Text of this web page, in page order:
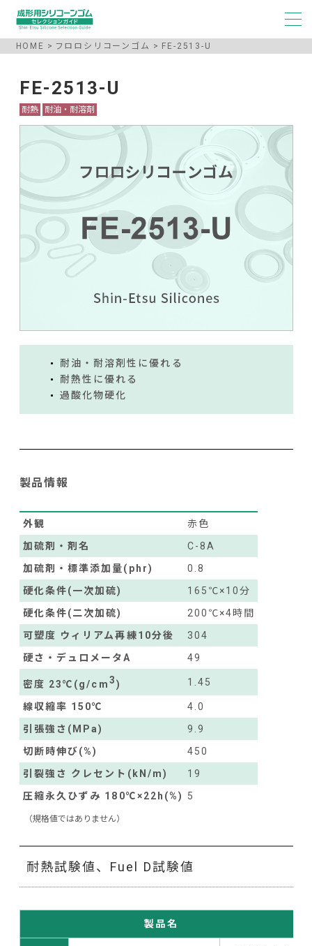
HOME フロロシリコーンゴム FE-2513-U
FE-2513-U
耐熱 耐油・耐溶剤
耐油・耐溶剤性に優れる
耐熱性に優れる
過酸化物硬化
製品情報
外観
赤色
加硫剤・剤名
C-8A
加硫剤・標準添加量(phr)
0.8
硬化条件(一次加硫)
165℃×10分
硬化条件(二次加硫)
200℃×4時間
可塑度 ウィリアム再練10分後
304
硬さ・デュロメータA
49
密度 23℃(g/cm3) 1.45
線収縮率 150℃
4.0
引張強さ(MPa)
9.9
切断時伸び(%)
450
引裂強さ クレセント(kN/m)
19
圧縮永久ひずみ 180℃×22h(%)
5
（規格値ではありません）
耐熱試験値、Fuel D試験値
製品名